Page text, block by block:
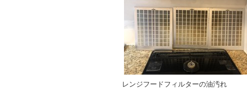
レンジフードフィルターの油汚れ